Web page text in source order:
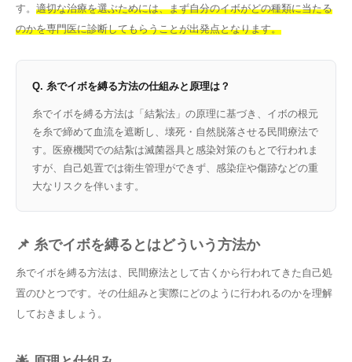
す。 適切な治療を選ぶためには、まず自分のイボがどの種類に当たる
のかを専門医に診断してもらうことが出発点となります。
Q. 糸でイボを縛る方法の仕組みと原理は？
糸でイボを縛る方法は「結紮法」の原理に基づき、イボの根元
を糸で締めて血流を遮断し、壊死・自然脱落させる民間療法で
す。医療機関での結紮は滅菌器具と感染対策のもとで行われま
すが、自己処置では衛生管理ができず、感染症や傷跡などの重
大なリスクを伴います。
📌 糸でイボを縛るとはどういう方法か
糸でイボを縛る方法は、民間療法として古くから行われてきた自己処
置のひとつです。その仕組みと実際にどのように行われるのかを理解
しておきましょう。